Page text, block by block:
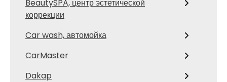
BeautySPA, центр эстетической
коррекции
Car wash, автомойка
CarMaster
Dakap